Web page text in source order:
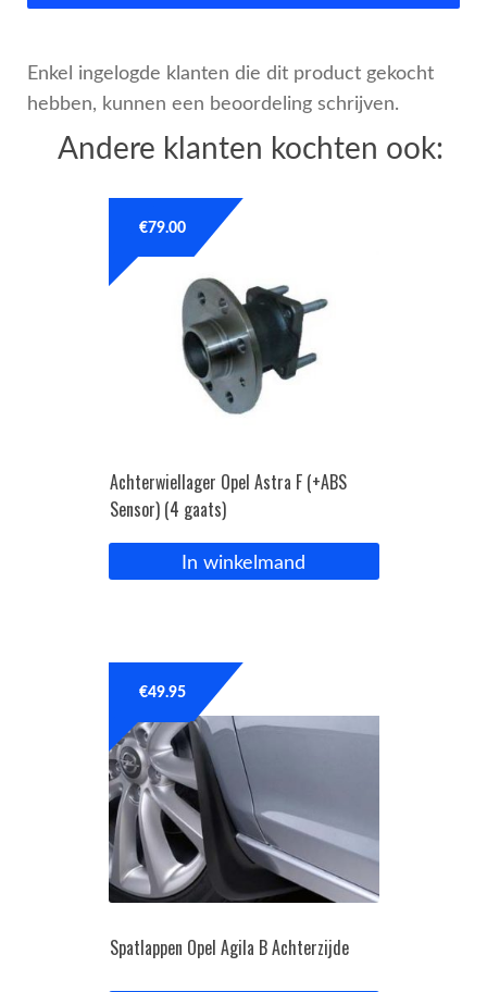
Enkel ingelogde klanten die dit product gekocht
hebben, kunnen een beoordeling schrijven.
Andere klanten kochten ook:
Achterwiellager Opel Astra F (+ABS
Sensor) (4 gaats)
€79.00
In winkelmand
Spatlappen Opel Agila B Achterzijde
€49.95